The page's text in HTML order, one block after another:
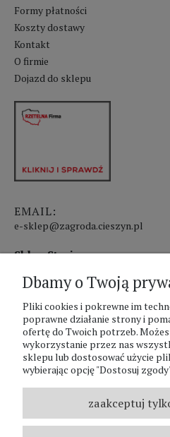
Formy płatności
Koszty dostawy
Kontakt
O firmie
Dojazd do sklepu
EMAIL:
e-sklep@zagroda.cieszyn.pl
Sklep Stacjonarny czynny:
pon.-pt. 8:00 - 17:00
sobota 8:00 - 13:00
PHU Zagroda A.Szlaur
ZAGRODA Centrum
UL. Hallera 116A
REGON: 070797952
NIP: 5481587807
Dbamy o Twoją
Pliki cookies i pokrewne im
poprawne działanie strony i
ofertę do Twoich potrzeb.
wykorzystanie przez nas
sklepu lub dostosować użycie
wybierając opcję "Dostosuj
zaakceptuj